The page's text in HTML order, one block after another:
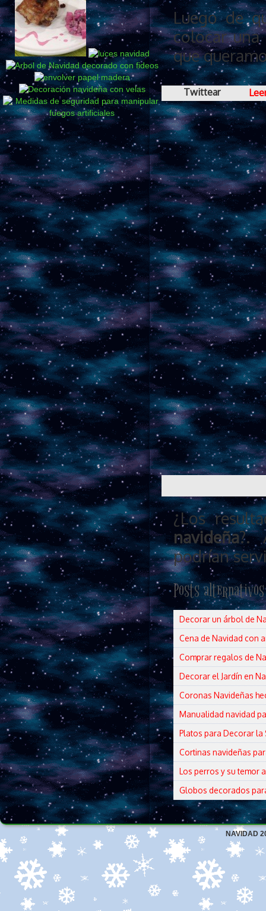
Luego de
colocar
que
Twittear
¿Los
navideña?.
podrían
Posts
Decorar un árbol de
Cena de Navidad con
Comprar regalos de
Decorar el Jardín en
Coronas Navideñas
Manualidad navidad
Platos para Decorar la
Cortinas navideñas
Los perros y su temor
Globos decorados
NAVIDAD